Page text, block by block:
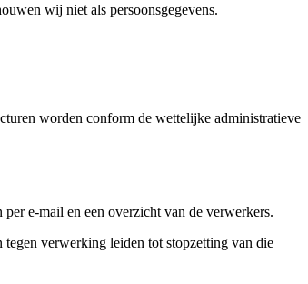
wij niet als persoonsgegevens.
worden conform de wettelijke administratieve
e-mail en een overzicht van de verwerkers.
verwerking leiden tot stopzetting van die